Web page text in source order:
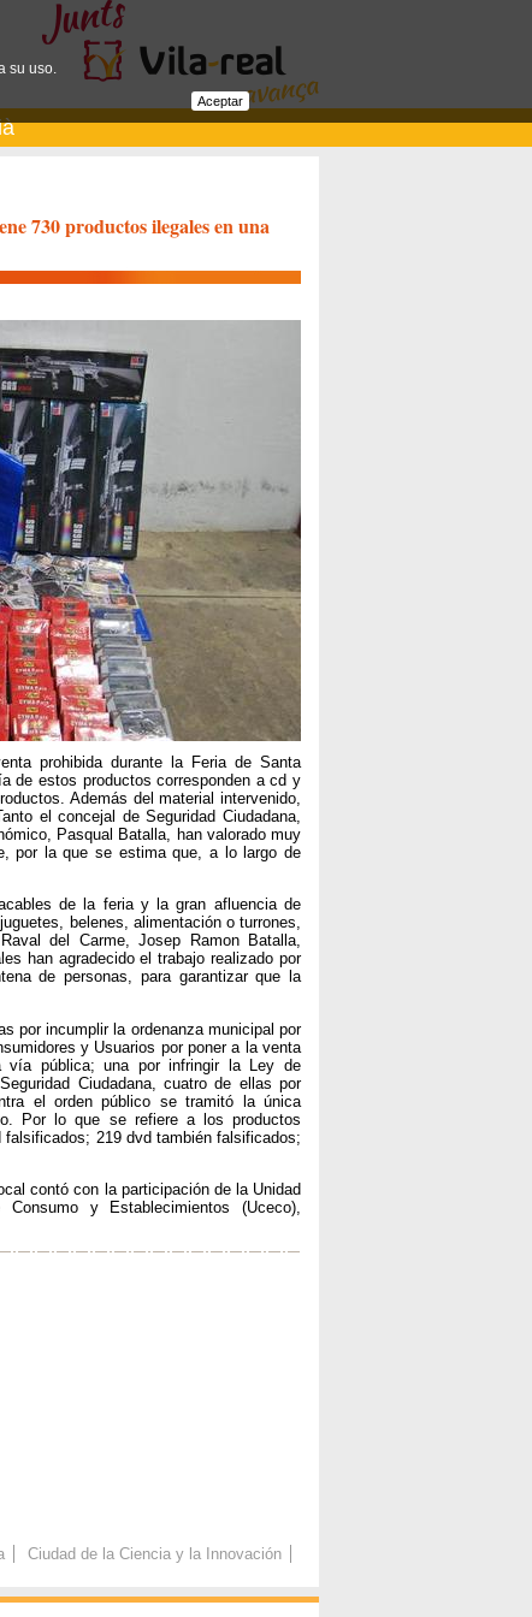
730 productos ilegales en una
prohibida durante la Feria de Santa
de estos productos corresponden a cd y
Además del material intervenido,
el concejal de Seguridad Ciudadana,
Pasqual Batalla, han valorado muy
por la que se estima que, a lo largo de
de la feria y la gran afluencia de
belenes, alimentación o turrones,
del Carme, Josep Ramon Batalla,
han agradecido el trabajo realizado por
de personas, para garantizar que la
por incumplir la ordenanza municipal por
y Usuarios por poner a la venta
vía pública; una por infringir la Ley de
Ciudadana, cuatro de ellas por
el orden público se tramitó la única
Por lo que se refiere a los productos
219 dvd también falsificados;
contó con la participación de la Unidad
y Establecimientos (Uceco),
Ciudad de la Ciencia y la Innovación
su uso.
Aceptar